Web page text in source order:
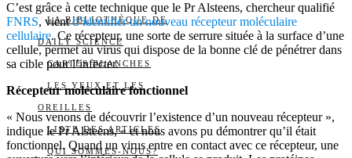
LA BIBLIOTHÈQUE DE
DAILY SCIENCE
CARTES BLANCHES
LES YEUX ET LES
OREILLES
LISTE DES ARTICLES
QUI SOMMES-NOUS?
C’est grâce à cette technique que le Pr Alsteens, chercheur qualifié
FNRS, vientd’identifier un nouveau récepteur moléculaire
cellulaire. Ce récepteur, une sorte de serrure située à la surface d’une
cellule, permet au virus qui dispose de la bonne clé de pénétrer dans
sa cible pour l’infecter.
Récepteur moléculaire fonctionnel
« Nous venons de découvrir l’existence d’un nouveau récepteur »,
indique le Pr Alsteens, « et nous avons pu démontrer qu’il était
fonctionnel. Quand un virus entre en contact avec ce récepteur, une